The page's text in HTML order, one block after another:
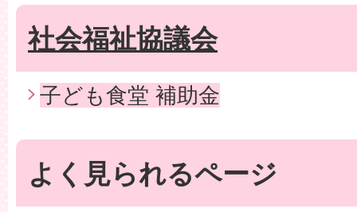
社会福祉協議会
子ども食堂 補助金
よく見られるページ